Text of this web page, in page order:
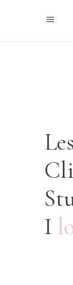
I